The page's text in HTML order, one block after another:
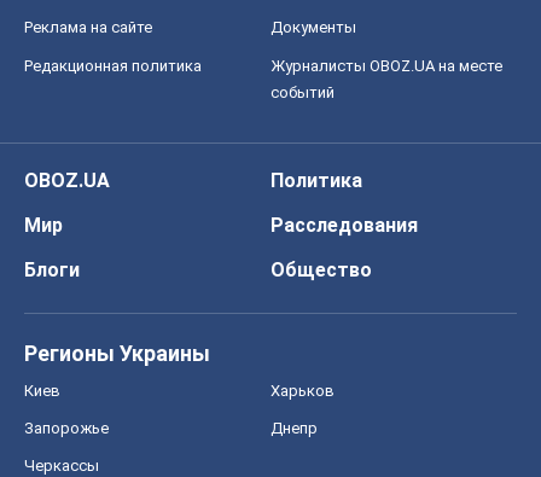
Реклама на сайте Документы
Редакционная политика
Журналисты OBOZ.UA на месте
событий
OBOZ.UA
Политика
Мир
Расследования
Блоги
Общество
Регионы Украины
Киев Харьков
Запорожье Днепр
Черкассы